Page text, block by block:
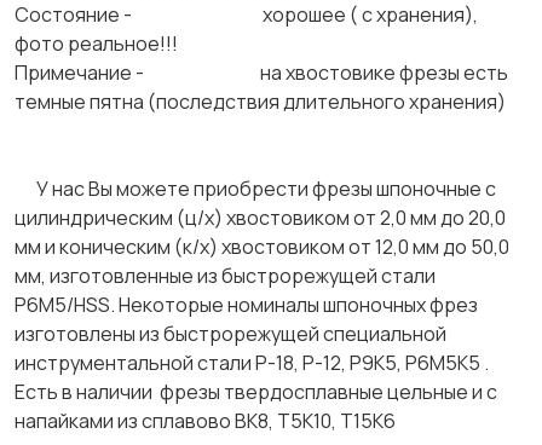
Состояние - хорошее ( с хранения),
фото реальное!!!
Примечание - на хвостовике фрезы есть
темные пятна (последствия длительного хранения)
У нас Вы можете приобрести фрезы шпоночные с
цилиндрическим (ц/х) хвостовиком от 2,0 мм до 20,0
мм и коническим (к/х) хвостовиком от 12,0 мм до 50,0
мм, изготовленные из быстрорежущей стали
Р6М5/HSS. Некоторые номиналы шпоночных фрез
изготовлены из быстрорежущей специальной
инструментальной стали Р-18, Р-12, Р9К5, Р6М5К5 .
Есть в наличии фрезы твердосплавные цельные и с
напайками из сплавово ВК8, Т5К10, Т15К6